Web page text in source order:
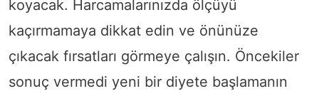
koyacak. Harcamalarınızda ölçüyü
kaçırmamaya dikkat edin ve önünüze
çıkacak fırsatları görmeye çalışın. Öncekiler
sonuç vermedi yeni bir diyete başlamanın